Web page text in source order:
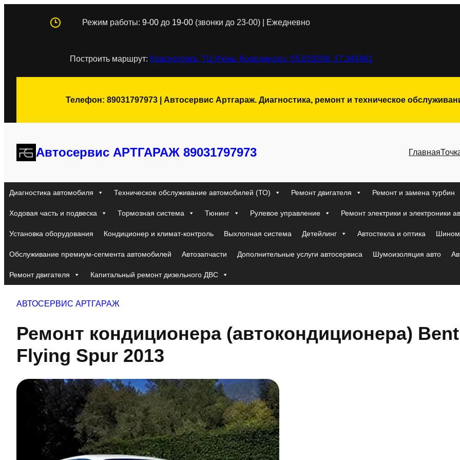
Режим работы: 9-00 до 19-00 (звонки до 23-00) | Ежедневно
Построить маршрут: Красногорск, ТЦ Июнь, Координаты: 55.820288, 37.344961
Телефон: 89031797973 | Автосервис Артгараж. Диагностика, ремонт и техническое
Автосервис АРТГАРАЖ 89031797973 Главная
Диагностика автомобиля Техническое обслуживание автомобилей (ТО) Ремонт двигателя Ремонт и замена турбин
Ходовая часть и подвеска Тормозная система Тюнинг Рулевое управление Ремонт электрики и электроники
Установка оборудования Кондиционер и климат-контроль Выхлопная система Детейлинг Автостекла и оптика
Обслуживание премиум-сегмента автомобилей Автозапчасти Дополнительные услуги автосервиса Шумоизоляция авто
Ремонт двигателя Капитальный ремонт дизельного ДВС
АВТОСЕРВИС АРТГАРАЖ
Ремонт кондиционера (автокондиционера)
Flying Spur 2013